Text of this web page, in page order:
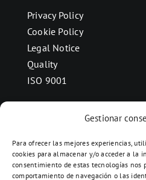
Gestionar
Para ofrecer las mejores experiencias,
cookies para almacenar y/o acceder a la
consentimiento de estas tecnologías nos
comportamiento de navegación o las
Privacy Policy
Cookie Policy
Legal Notice
Quality
ISO 9001
Ctra. Folquer a Jorba
08280 Calaf, Barcelona